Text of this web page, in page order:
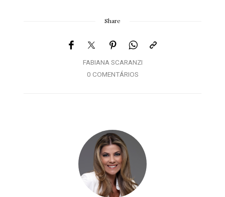
Share
FABIANA SCARANZI
0 COMENTÁRIOS